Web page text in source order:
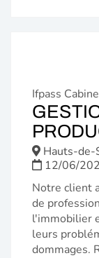
Ifpass
Hauts-de-
12/06/
Notre client
de
l'immobilier
leurs
dommages.